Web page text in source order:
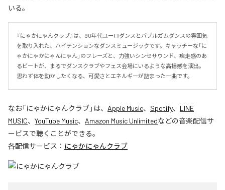
いる。
『にゃかにゃんクラブ』は、90年代ユーロダンスとバブルガムダンスの雰囲気
を取り入れた、ハイテンションなダンスミュージックです。キャッチーな「に
ゃかにゃかにゃんにゃん」のフレーズと、力強いシンセサウンド、疾走感のあ
るビートが、まるでダンスクラブやフェス会場にいるような高揚感を演出。
思わず体を動かしたくなる、可愛さとエネルギーが詰まった一曲です。
なお「にゃかにゃんクラブ」は、 Apple Music、 Spotify、 LINE
MUSIC、 YouTube Music、 Amazon Music Unlimitedなどの音楽配信サ
ービスで聴くことができる。
各配信サービス： にゃかにゃんクラブ